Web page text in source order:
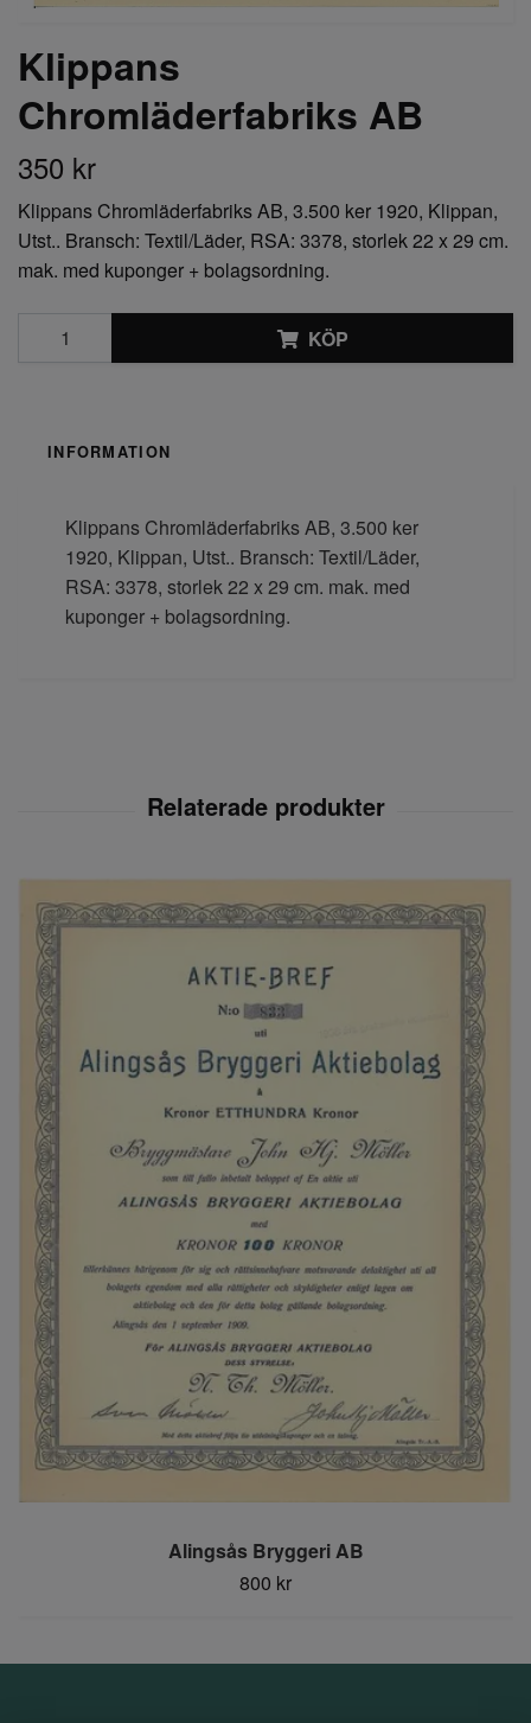
Klippans
Chromläderfabriks AB
350 kr
Klippans Chromläderfabriks AB, 3.500 ker 1920, Klippan,
Utst.. Bransch: Textil/Läder, RSA: 3378, storlek 22 x 29 cm.
mak. med kuponger + bolagsordning.
KÖP
INFORMATION
Klippans Chromläderfabriks AB, 3.500 ker
1920, Klippan, Utst.. Bransch: Textil/Läder,
RSA: 3378, storlek 22 x 29 cm. mak. med
kuponger + bolagsordning.
Alingsås Bryggeri AB
800 kr